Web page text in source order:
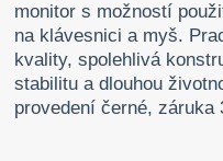
monitor s možností
na klávesnici a myš.
kvality, spolehlivá
stabilitu a dlouhou
provedení černé, záruka